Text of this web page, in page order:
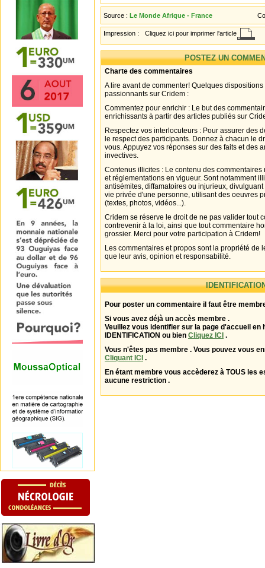
Source : Le Monde Afrique - France
Impression : Cliquez ici pour imprimer l'article
POSTEZ UN
Charte des commentaires
A lire avant de commenter! Quelques
passionnants sur Cridem :
Commentez pour enrichir : Le but des
enrichissants à partir des articles publiés sur
Respectez vos interlocuteurs : Pour assurer des
le respect des participants. Donnez à chacun le
vous. Appuyez vos réponses sur des faits et des
invectives.
Contenus illicites : Le contenu des
et réglementations en vigueur. Sont notamment
antisémites, diffamatoires ou injurieux,
vie privée d'une personne, utilisant des oeuvres
(textes, photos, vidéos...).
Cridem se réserve le droit de ne pas valider tout
contrevenir à la loi, ainsi que tout commentaire
grossier. Merci pour votre participation à Cridem!
Les commentaires et propos sont la propriété de
que leur avis, opinion et responsabilité.
Pour poster un commentaire il faut être
Si vous avez déjà un accès membre .
Veuillez vous identifier sur la page d'accueil en
IDENTIFICATION ou bien Cliquez ICI .
Vous n'êtes pas membre . Vous pouvez vous
Cliquant ICI .
En étant membre vous accèderez à TOUS les
aucune restriction .